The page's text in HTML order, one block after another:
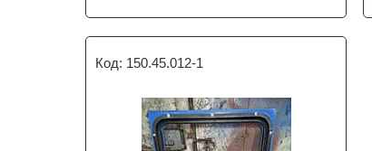
150.45.012-1